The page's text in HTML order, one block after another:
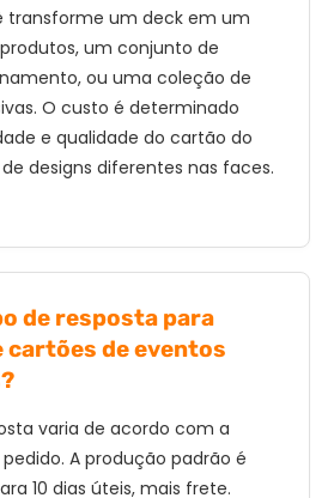
transforme um deck em um
um conjunto de
ou uma coleção de
O custo é determinado
e qualidade do cartão do
designs diferentes nas faces.
de resposta para
cartões de eventos
varia de acordo com a
A produção padrão é
10 dias úteis, mais frete.